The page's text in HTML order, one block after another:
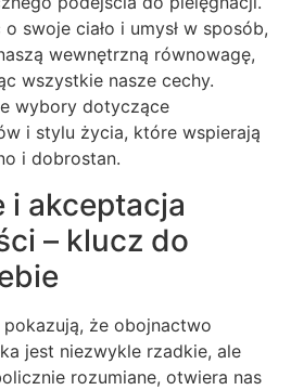
swoje ciało i umysł w sposób,
wewnętrzną równowagę,
wszystkie nasze cechy.
wybory dotyczące
i stylu życia, które wspierają
i dobrostan.
i akceptacja
– klucz do
że obojnactwo
jest niezwykle rzadkie, ale
rozumiane, otwiera nas